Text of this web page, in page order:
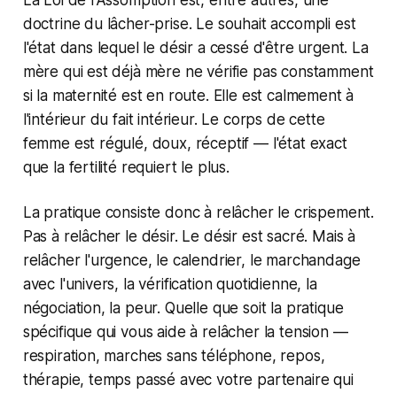
doctrine du lâcher-prise. Le souhait accompli est
l'état dans lequel le désir a cessé d'être urgent. La
mère qui est déjà mère ne vérifie pas constamment
si la maternité est en route. Elle est calmement à
l'intérieur du fait intérieur. Le corps de cette
femme est régulé, doux, réceptif — l'état exact
que la fertilité requiert le plus.
La pratique consiste donc à relâcher le crispement.
Pas à relâcher le désir. Le désir est sacré. Mais à
relâcher l'urgence, le calendrier, le marchandage
avec l'univers, la vérification quotidienne, la
négociation, la peur. Quelle que soit la pratique
spécifique qui vous aide à relâcher la tension —
respiration, marches sans téléphone, repos,
thérapie, temps passé avec votre partenaire qui